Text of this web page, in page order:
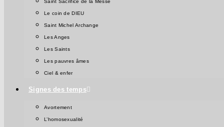
Saint Sacrifice de la Messe
Le coin de DIEU
Saint Michel Archange
Les Anges
Les Saints
Les pauvres âmes
Ciel & enfer
Signes des temps
Avortement
L’homosexualité